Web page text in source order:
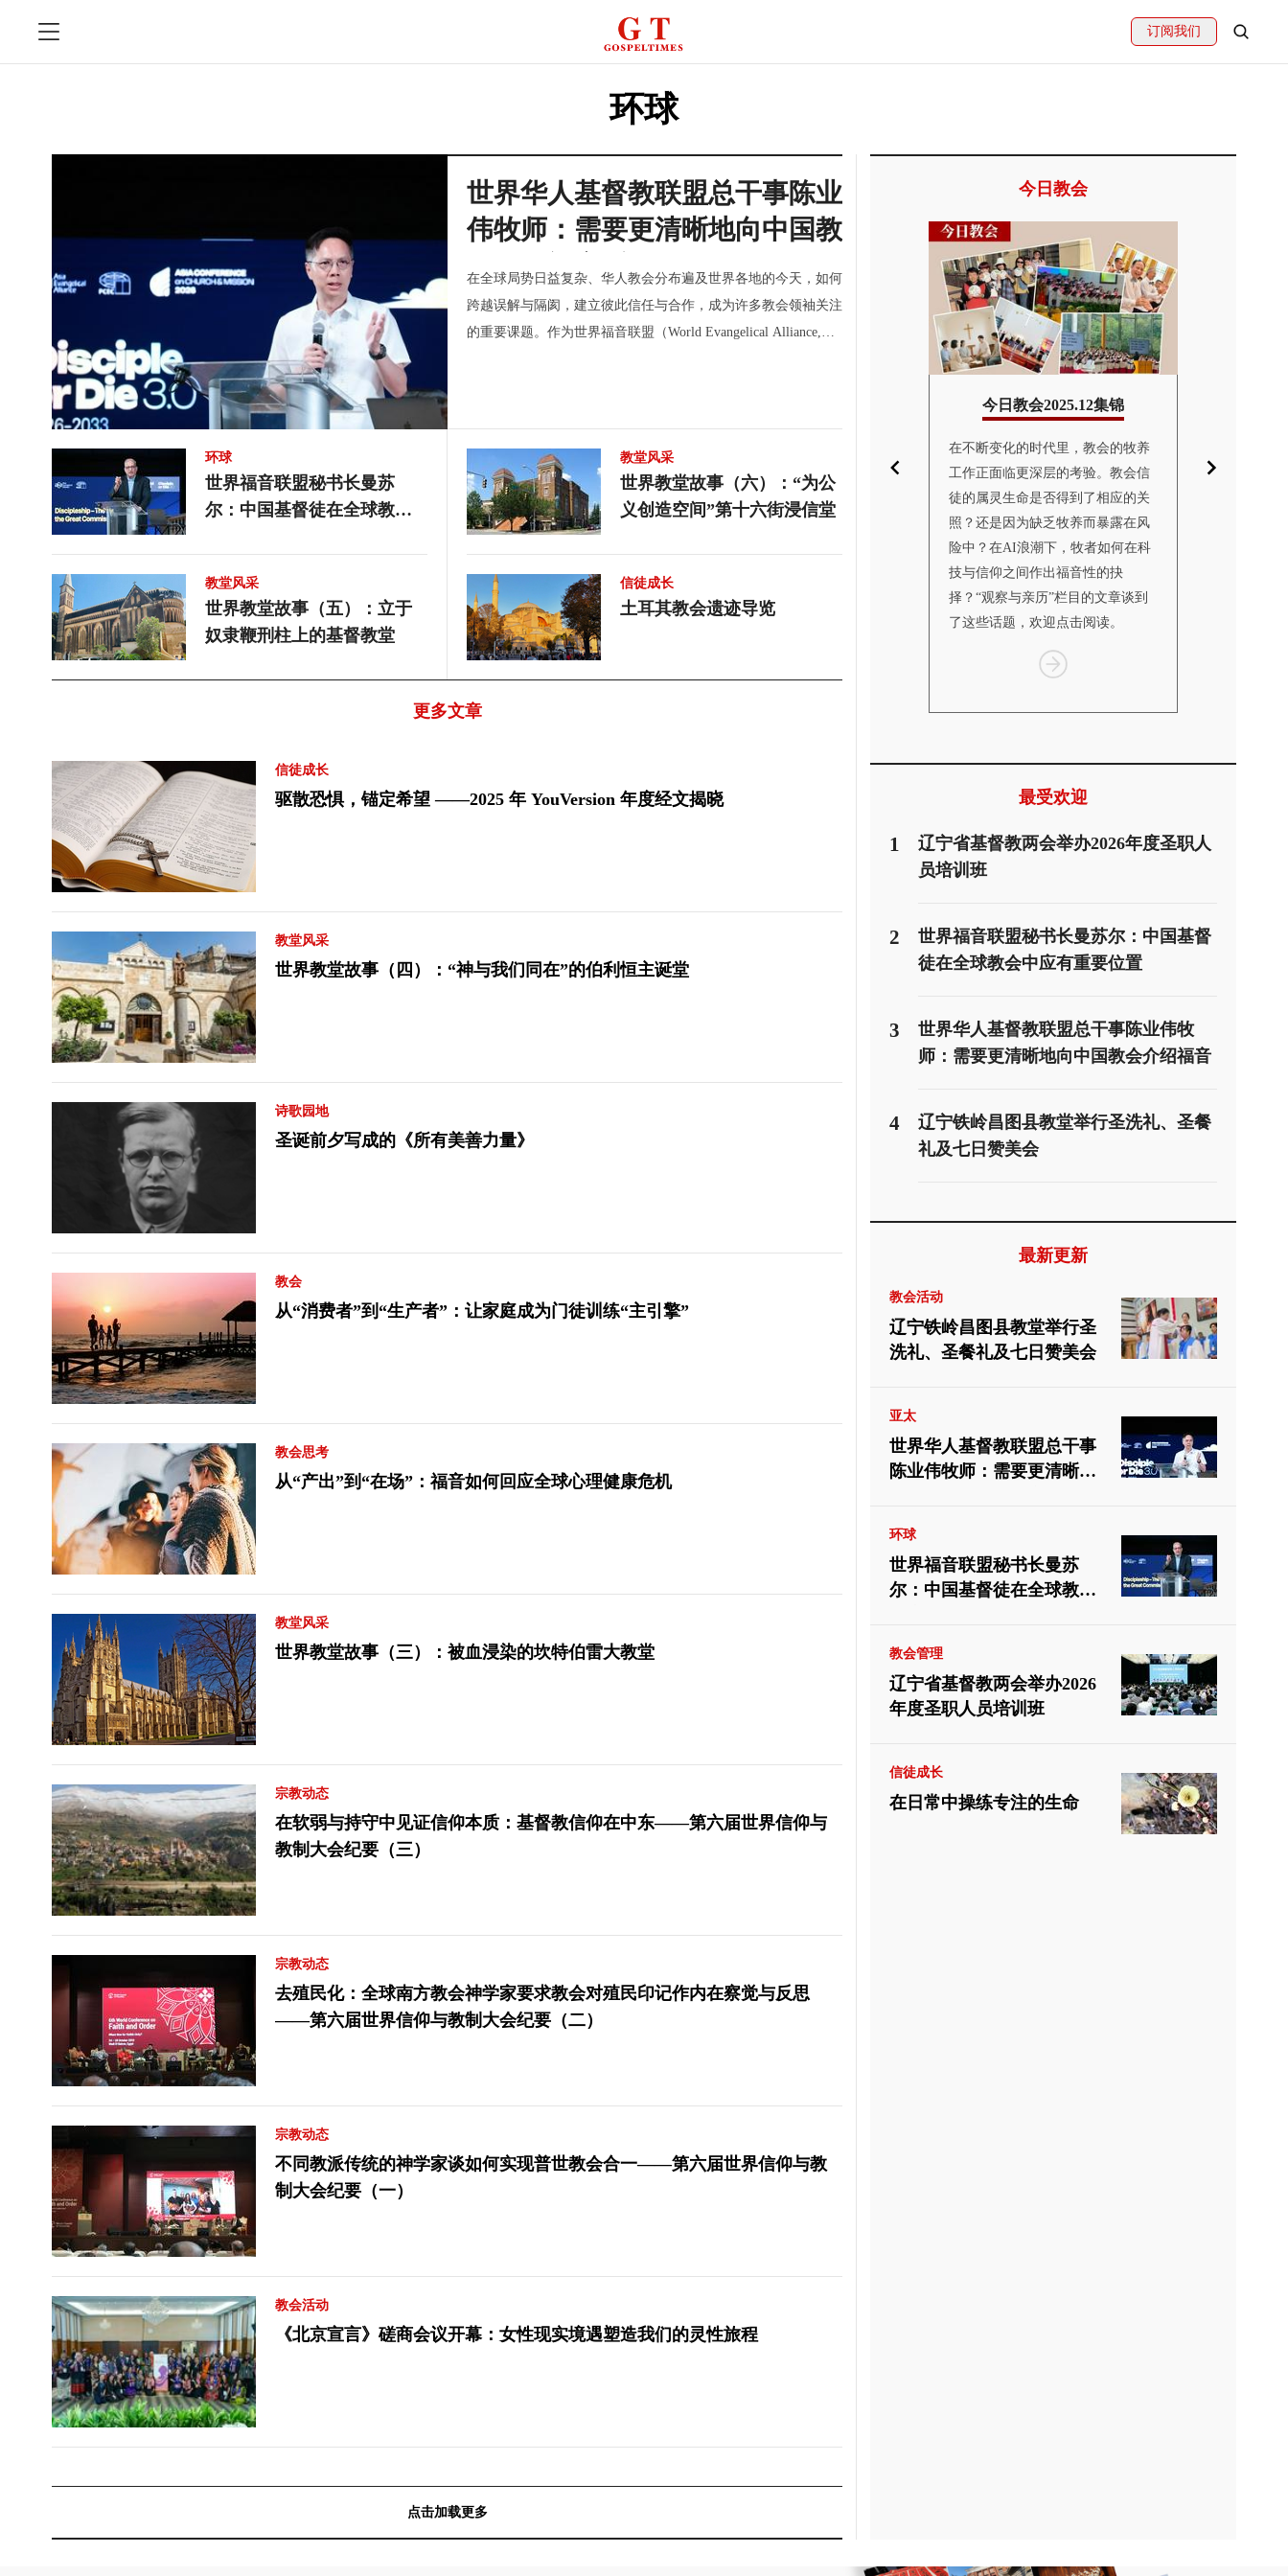
订阅我们
环球
世界华人基督教联盟总干事陈业
伟牧师：需要更清晰地向中国教
会介绍福音派
在全球局势日益复杂、华人教会分布遍及世界各地的今天，如何
跨越误解与隔阂，建立彼此信任与合作，成为许多教会领袖关注
的重要课题。作为世界福音联盟（World Evangelical Alliance,
环球
世界福音联盟秘书长曼苏
尔：中国基督徒在全球教会
教堂风采
世界教堂故事（六）：“为公
义创造空间”第十六街浸信堂
教堂风采
世界教堂故事（五）：立于
奴隶鞭刑柱上的基督教堂
信徒成长
土耳其教会遗迹导览
更多文章
信徒成长
驱散恐惧，锚定希望 ——2025 年 YouVersion 年度经文揭晓
教堂风采
世界教堂故事（四）：“神与我们同在”的伯利恒主诞堂
诗歌园地
圣诞前夕写成的《所有美善力量》
教会
从“消费者”到“生产者”：让家庭成为门徒训练“主引擎”
教会思考
从“产出”到“在场”：福音如何回应全球心理健康危机
教堂风采
世界教堂故事（三）：被血浸染的坎特伯雷大教堂
宗教动态
在软弱与持守中见证信仰本质：基督教信仰在中东——第六届世界信仰与
教制大会纪要（三）
宗教动态
去殖民化：全球南方教会神学家要求教会对殖民印记作内在察觉与反思
——第六届世界信仰与教制大会纪要（二）
宗教动态
不同教派传统的神学家谈如何实现普世教会合一——第六届世界信仰与教
制大会纪要（一）
教会活动
《北京宣言》磋商会议开幕：女性现实境遇塑造我们的灵性旅程
点击加载更多
今日教会
今日教会2025.12集锦
在不断变化的时代里，教会的牧养
工作正面临更深层的考验。教会信
徒的属灵生命是否得到了相应的关
照？还是因为缺乏牧养而暴露在风
技与信仰之间作出福音性的抉
择？“观察与亲历”栏目的文章谈到
了这些话题，欢迎点击阅读。
10月24日至28日，世界基督教教会
联合会（World Council of
Churches，简称世基联）第六届信
仰与教制世界大会在埃及瓦迪艾尔
一何去何从？”本期“今日教会”第一
个栏目汇总了数篇关于此次大会的
报道，供读者了解大会信息。
射出当代教会的真实光影。“观察与
亲历”栏目的故事，不仅讲述个体的
经历，更映照着今日教会的处境
每一条服侍的路上，都有挣扎、等
今日教会2025.12集锦
在不断变化的时代里，教会的牧养
工作正面临更深层的考验。教会信
徒的属灵生命是否得到了相应的关
照？还是因为缺乏牧养而暴露在风
险中？在AI浪潮下，牧者如何在科
技与信仰之间作出福音性的抉
择？“观察与亲历”栏目的文章谈到
了这些话题，欢迎点击阅读。
联合会（
of
最受欢迎
1
辽宁省基督教两会举办2026年度圣职人
员培训班
2
世界福音联盟秘书长曼苏尔：中国基督
徒在全球教会中应有重要位置
3
世界华人基督教联盟总干事陈业伟牧
师：需要更清晰地向中国教会介绍福音
4
辽宁铁岭昌图县教堂举行圣洗礼、圣餐
礼及七日赞美会
最新更新
教会活动
辽宁铁岭昌图县教堂举行圣
洗礼、圣餐礼及七日赞美会
亚太
世界华人基督教联盟总干事
陈业伟牧师：需要更清晰地
环球
世界福音联盟秘书长曼苏
尔：中国基督徒在全球教会
教会管理
辽宁省基督教两会举办2026
年度圣职人员培训班
信徒成长
在日常中操练专注的生命